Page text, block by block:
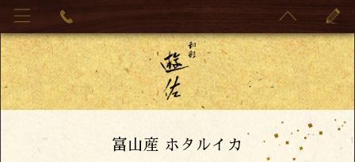
富山産 ホタルイカ